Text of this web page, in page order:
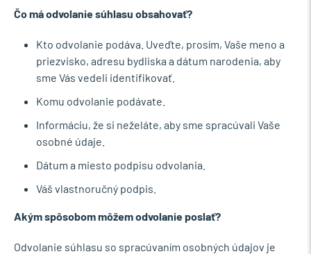
Čo má odvolanie súhlasu obsahovať?
Kto odvolanie podáva. Uveďte, prosím, Vaše meno a
priezvisko, adresu bydliska a dátum narodenia, aby
sme Vás vedeli identifikovať.
Komu odvolanie podávate.
Informáciu, že si neželáte, aby sme spracúvali Vaše
osobné údaje.
Dátum a miesto podpisu odvolania.
Váš vlastnoručný podpis.
Akým spôsobom môžem odvolanie poslať?
Odvolanie súhlasu so spracúvaním osobných údajov je